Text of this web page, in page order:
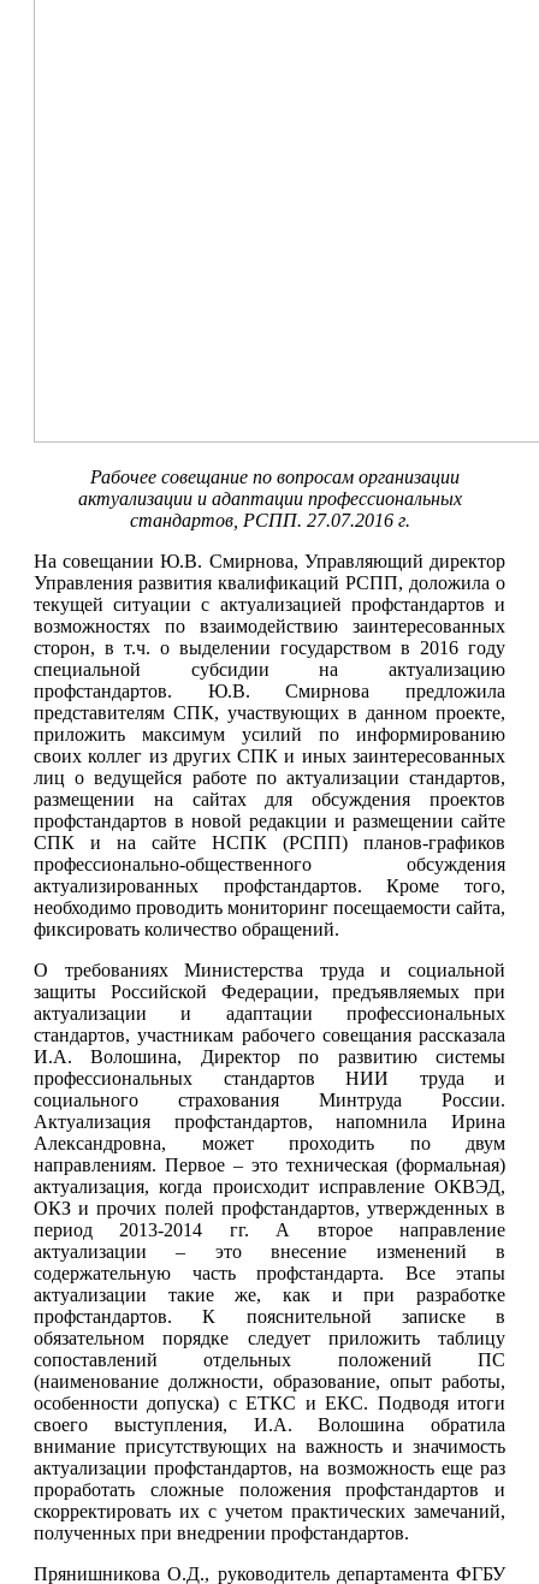
Рабочее совещание по вопросам организации
актуализации и адаптации профессиональных
стандартов, РСПП. 27.07.2016 г.
На совещании Ю.В. Смирнова, Управляющий директор
Управления развития квалификаций РСПП, доложила о
текущей ситуации с актуализацией профстандартов и
возможностях по взаимодействию заинтересованных
сторон, в т.ч. о выделении государством в 2016 году
специальной субсидии на актуализацию
профстандартов. Ю.В. Смирнова предложила
представителям СПК, участвующих в данном проекте,
приложить максимум усилий по информированию
своих коллег из других СПК и иных заинтересованных
лиц о ведущейся работе по актуализации стандартов,
размещении на сайтах для обсуждения проектов
профстандартов в новой редакции и размещении сайте
СПК и на сайте НСПК (РСПП) планов-графиков
профессионально-общественного обсуждения
актуализированных профстандартов. Кроме того,
необходимо проводить мониторинг посещаемости сайта,
фиксировать количество обращений.
О требованиях Министерства труда и социальной
защиты Российской Федерации, предъявляемых при
актуализации и адаптации профессиональных
стандартов, участникам рабочего совещания рассказала
И.А. Волошина, Директор по развитию системы
профессиональных стандартов НИИ труда и
социального страхования Минтруда России.
Актуализация профстандартов, напомнила Ирина
Александровна, может проходить по двум
направлениям. Первое – это техническая (формальная)
актуализация, когда происходит исправление ОКВЭД,
ОКЗ и прочих полей профстандартов, утвержденных в
период 2013-2014 гг. А второе направление
актуализации – это внесение изменений в
содержательную часть профстандарта. Все этапы
актуализации такие же, как и при разработке
профстандартов. К пояснительной записке в
обязательном порядке следует приложить таблицу
сопоставлений отдельных положений ПС
(наименование должности, образование, опыт работы,
особенности допуска) с ЕТКС и ЕКС. Подводя итоги
своего выступления, И.А. Волошина обратила
внимание присутствующих на важность и значимость
актуализации профстандартов, на возможность еще раз
проработать сложные положения профстандартов и
скорректировать их с учетом практических замечаний,
полученных при внедрении профстандартов.
Прянишникова О.Д., руководитель департамента ФГБУ